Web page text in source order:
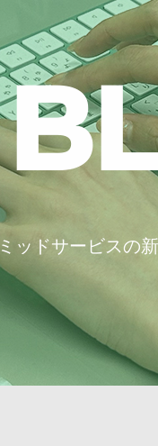
ミッドサービスの